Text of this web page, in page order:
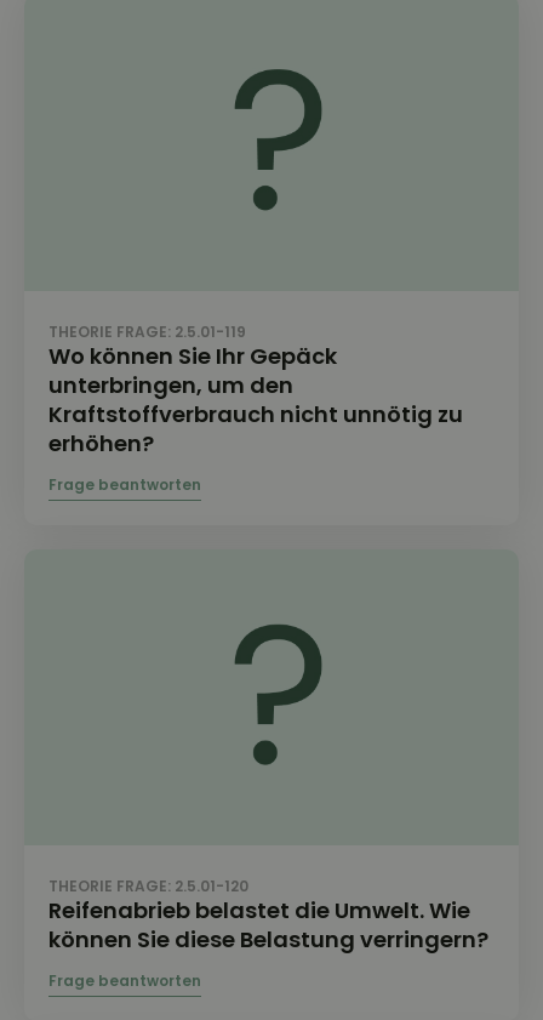
THEORIE FRAGE: 2.5.01-119
Wo können Sie Ihr Gepäck
unterbringen, um den
Kraftstoffverbrauch nicht unnötig zu
erhöhen?
THEORIE FRAGE: 2.5.01-120
Reifenabrieb belastet die Umwelt. Wie
können Sie diese Belastung verringern?